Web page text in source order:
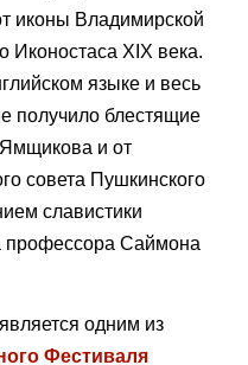
иконы Владимирской
Иконостаса ХIX века.
языке и весь
получило блестящие
и от
совета Пушкинского
славистики
профессора Саймона
является одним из
Фестиваля